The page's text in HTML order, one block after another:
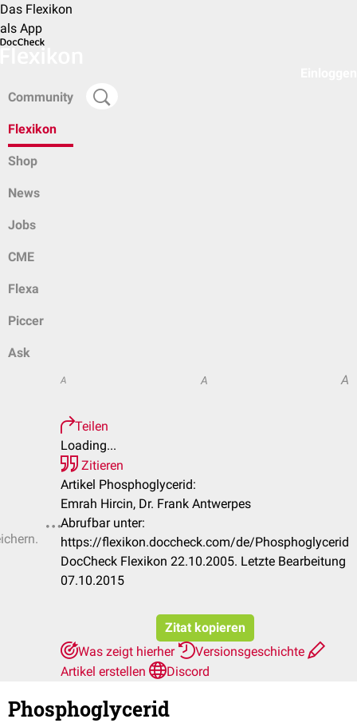
Das Flexikon
als App
Community
Flexikon
Shop
News
Jobs
CME
Flexa
Piccer
Ask
A A A
Teilen
Loading...
Zitieren
Artikel Phosphoglycerid:
Emrah Hircin, Dr. Frank Antwerpes
Abrufbar unter:
https://flexikon.doccheck.com/de/Phosphoglycerid
DocCheck Flexikon 22.10.2005. Letzte Bearbeitung
07.10.2015
Zitat kopieren
Was zeigt hierher
Versionsgeschichte
Artikel erstellen
Discord
Phosphoglycerid